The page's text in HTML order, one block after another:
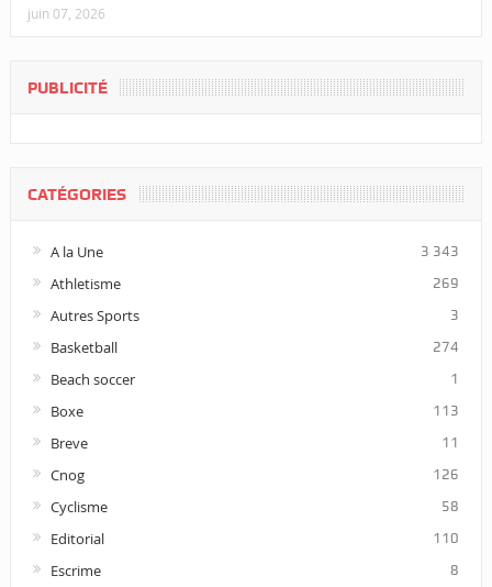
juin 07, 2026
PUBLICITÉ
CATÉGORIES
A la Une 3 343
Athletisme 269
Autres Sports 3
Basketball 274
Beach soccer 1
Boxe 113
Breve 11
Cnog 126
Cyclisme 58
Editorial 110
Escrime 8